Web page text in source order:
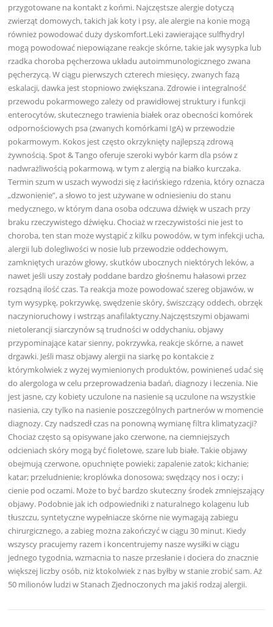
przygotowane na kontakt z końmi. Najczęstsze alergie dotyczą
zwierząt domowych, takich jak koty i psy, ale alergie na konie mogą
również powodować duży dyskomfort.Leki zawierające sulfhydryl
mogą powodować niepowiązane reakcje skórne, takie jak wysypka lub
rzadka choroba pęcherzowa układu autoimmunologicznego zwana
pęcherzycą. W ciągu pierwszych czterech miesięcy, zwanych fazą
eskalacji, dawka jest stopniowo zwiększana. Zdrowie i integralność
przewodu pokarmowego zależy od prawidłowej struktury i funkcji
enterocytów, skutecznego trawienia białek oraz obecności komórek
odpornościowych psa (zwanych komórkami IgA) w przewodzie
pokarmowym. Kokos jest często okrzyknięty najlepszą zdrową
żywnością. Spot & Tango oferuje szeroki wybór karm dla psów z
nadwrażliwością pokarmową, w tym z alergią na białko kurczaka.
Termin szum w uszach wywodzi się z łacińskiego rdzenia, który oznacza
„dzwonienie”, a słowo to jest używane w odniesieniu do stanu
medycznego, w którym dana osoba odczuwa dźwięk w uszach przy
braku rzeczywistego dźwięku. Chociaż w rzeczywistości nie jest to
choroba, ten stan może wystąpić z kilku powodów, w tym infekcji ucha,
alergii lub dolegliwości w nosie lub przewodzie oddechowym,
zamkniętych urazów głowy, skutków ubocznych niektórych leków, a
nawet jeśli uszy zostały poddane bardzo głośnemu hałasowi przez
rozsądną ilość czas. Ta reakcja może powodować szereg objawów, w
tym wysypkę, pokrzywkę, swędzenie skóry, świszczący oddech, obrzęk
naczynioruchowy i wstrząs anafilaktyczny.Najczęstszymi objawami
nietolerancji siarczynów są trudności w oddychaniu, objawy
przypominające katar sienny, pokrzywka, reakcje skórne, a nawet
drgawki. Jeśli masz objawy alergii na siarkę po kontakcie z
którymkolwiek z wyżej wymienionych produktów, powinieneś udać się
do alergologa w celu przeprowadzenia badań, diagnozy i leczenia. Nie
jest jasne, czy kobiety uczulone na nasienie są uczulone na wszystkie
nasienia, czy tylko na nasienie poszczególnych partnerów w momencie
diagnozy. Czy nadszedł czas na ponowną wymianę filtra klimatyzacji?
Chociaż często są opisywane jako czerwone, na ciemniejszych
odcieniach skóry mogą być fioletowe, szare lub białe. Takie objawy
obejmują czerwone, opuchnięte powieki; zapalenie zatok; kichanie;
katar; przeludnienie; kroplówka donosowa; swędzący nos i oczy; i
cienie pod oczami. Może to być bardzo skuteczny środek zmniejszający
objawy. Podobnie jak ich odpowiedniki z naturalnego kolagenu lub
tłuszczu, syntetyczne wypełniacze skórne nie wymagają zabiegu
chirurgicznego, a zabieg można zakończyć w ciągu 30 minut. Kiedy
wszyscy pracujemy razem i koncentrujemy nasze wysiłki w ciągu
jednego tygodnia, wzmacnia to nasze przesłanie i dociera do znacznie
większej liczby osób, niż ktokolwiek z nas byłby w stanie zrobić sam. Aż
50 milionów ludzi w Stanach Zjednoczonych ma jakiś rodzaj alergii.